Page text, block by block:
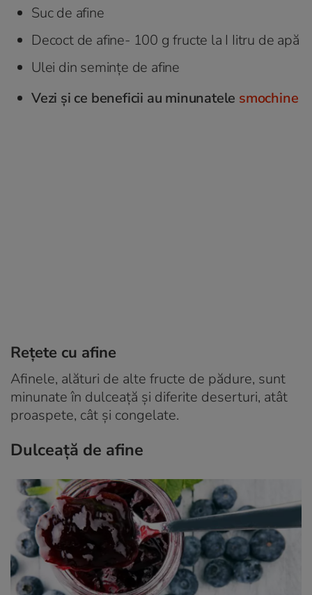
Suc de afine
Decoct de afine- 100 g fructe la I Iitru de apă
Ulei din semințe de afine
Vezi și ce beneficii au minunatele smochine
Rețete cu afine
Afinele, alături de alte fructe de pădure, sunt
minunate în dulceață și diferite deserturi, atât
proaspete, cât și congelate.
Dulceață de afine